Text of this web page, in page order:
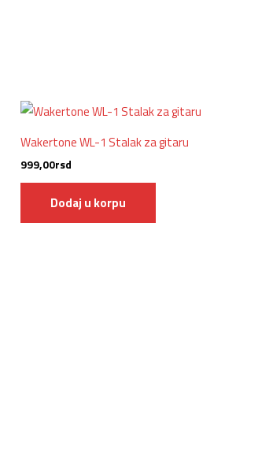
Wakertone WL-1 Stalak za gitaru
999,00rsd
Dodaj u korpu